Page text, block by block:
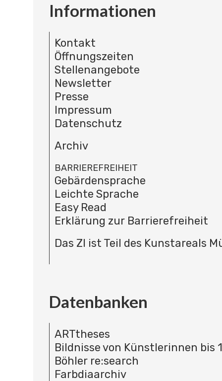
Informationen
Kontakt
Öffnungszeiten
Stellenangebote
Newsletter
Presse
Impressum
Datenschutz
Archiv
BARRIEREFREIHEIT
Gebärdensprache
Leichte Sprache
Easy Read
Erklärung zur Barrierefreiheit
Das ZI ist Teil des Kunstareals
Datenbanken
ARTtheses
Bildnisse von Künstlerinnen bis
Böhler re:search
Farbdiaarchiv